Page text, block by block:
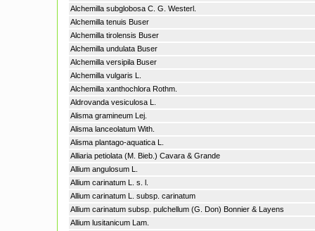
Alchemilla subglobosa C. G. Westerl.
Alchemilla tenuis Buser
Alchemilla tirolensis Buser
Alchemilla undulata Buser
Alchemilla versipila Buser
Alchemilla vulgaris L.
Alchemilla xanthochlora Rothm.
Aldrovanda vesiculosa L.
Alisma gramineum Lej.
Alisma lanceolatum With.
Alisma plantago-aquatica L.
Alliaria petiolata (M. Bieb.) Cavara & Grande
Allium angulosum L.
Allium carinatum L. s. l.
Allium carinatum L. subsp. carinatum
Allium carinatum subsp. pulchellum (G. Don) Bonnier & Layens
Allium lusitanicum Lam.